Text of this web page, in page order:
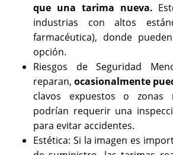
que una tarima nueva.
industrias con altos
farmacéutica), donde
opción.
Riesgos de Seguridad
reparan, ocasionalmente
clavos expuestos o zonas
podrían requerir una
para evitar accidentes.
Estética: Si la imagen es